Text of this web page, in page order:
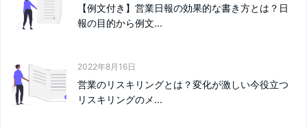
【例文付き】営業日報の効果的な書き方とは？日
報の目的から例文...
2022年8月16日
営業のリスキリングとは？変化が激しい今役立つ
リスキリングのメ...